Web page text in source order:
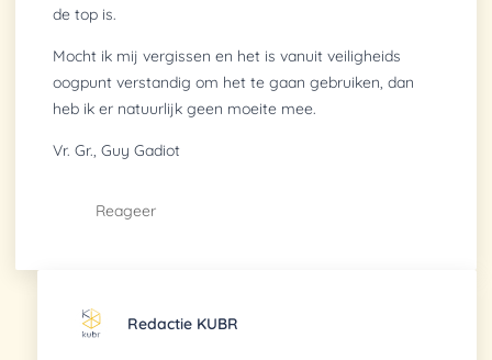
de top is.
Mocht ik mij vergissen en het is vanuit veiligheids
oogpunt verstandig om het te gaan gebruiken, dan
heb ik er natuurlijk geen moeite mee.
Vr. Gr., Guy Gadiot
Reageer
Redactie KUBR